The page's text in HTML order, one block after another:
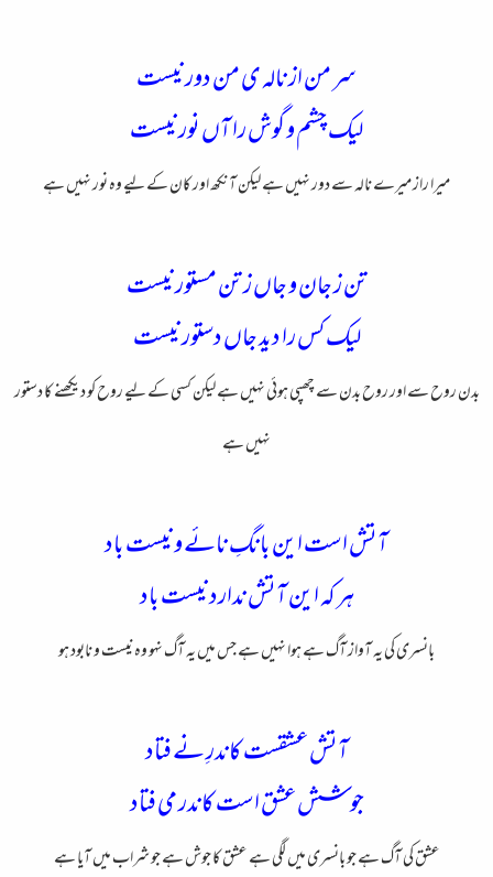
سر من از ناله ی من دور نیست
لیک چشم و گوش را آں نور نیست
میرا راز میرے نالہ سے دور نہیں ہے لیکن آنکھ اور کان کے لیے وہ نور نہیں ہے
تن ز جان و جاں ز تن مستور نیست
لیک کس را دید جاں دستور نیست
بدن روح سے اور روح بدن سے چھپی ہوئی نہیں ہے لیکن کسی کے لیے روح کو دیکھنے کا دستور
نہیں ہے
آتش است این بانگِ نائے و نیست باد
هر که این آتش ندارد نیست باد
بانسری کی یہ آواز آگ ہے ہوا نہیں ہے جس میں یہ آگ نہو وہ نیست و نابود ہو
آتش عشقست کاندرِ نے فتاد
جوشش عشق است کاندر می فتاد
عشق کی آگ ہے جو بانسری میں لگی ہے عشق کا جوش ہے جو شراب میں آیا ہے